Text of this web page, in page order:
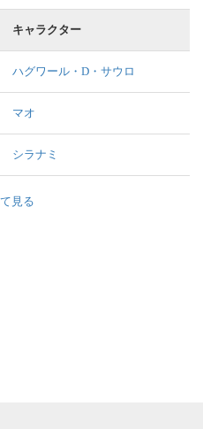
キャラクター
ハグワール・D・サウロ
マオ
シラナミ
見る